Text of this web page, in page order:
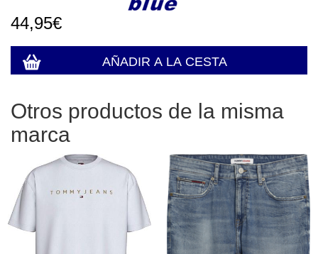
44,95€
Otros productos de la misma
marca